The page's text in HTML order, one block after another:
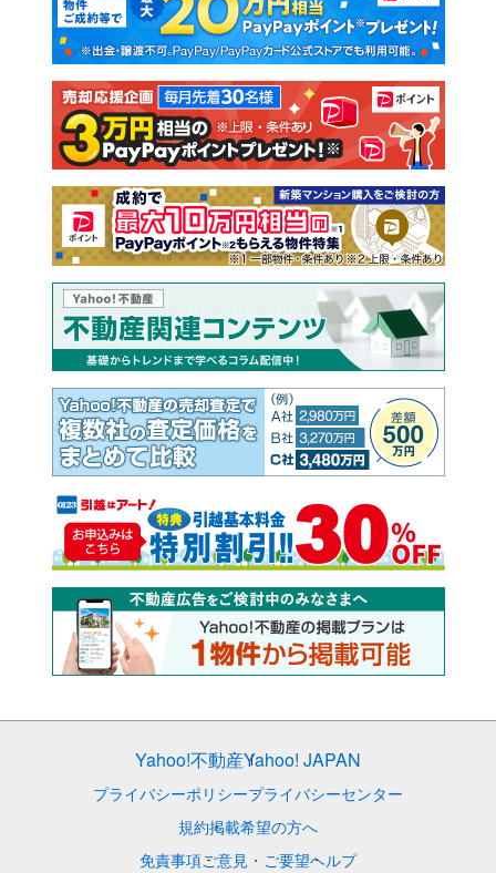
新築一戸建て 中古一戸建て
注文住宅 土地
売却査定
Yahoo!不動産Yahoo! JAPAN
プライバシーポリシープライバシーセンター
規約掲載希望の方へ
免責事項ご意見・ご要望ヘルプ